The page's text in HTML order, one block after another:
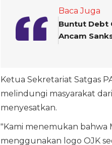
Baca Juga
Buntut Debt
Ancam
Ketua Sekretariat Satgas
melindungi masyarakat
menyesatkan.
"Kami menemukan bahwa
menggunakan logo OJK